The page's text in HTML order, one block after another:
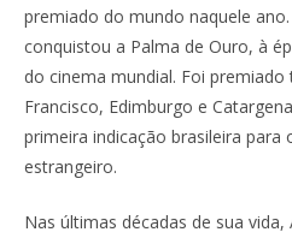
premiado do mundo naquele
conquistou a Palma de Ouro, à
do cinema mundial. Foi
Francisco, Edimburgo e
primeira indicação brasileira para
estrangeiro.
Nas últimas décadas de sua